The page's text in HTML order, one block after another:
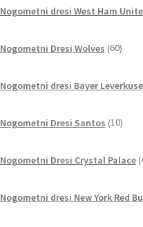
Nogometni dresi West Ham
Nogometni Dresi Wolves 60
Nogometni dresi Bayer
Nogometni Dresi Santos 10
Nogometni Dresi Crystal Palace
Nogometni dresi New York Red